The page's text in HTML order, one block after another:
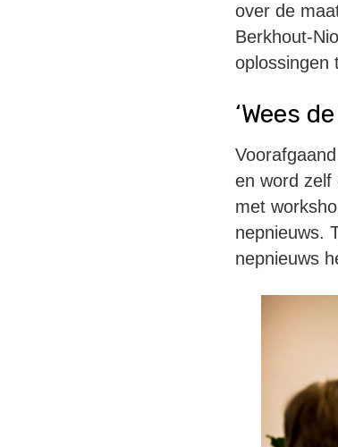
over de
Berkhout-
oplossingen
‘Wees
en word zelf
met
nepnieuws.
nepnieuws